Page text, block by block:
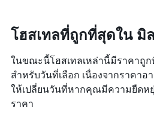
หมวด
โรงแรม
ตาม
จำนวน
ดาว
แผนภูมิ
วัน
เข้า
พัก
แผนภูมิ
มี
แกน
โฮสเทลที่ถูกที่สุดใน มิ
ในขณะนี้โฮสเทลเหล่านี้มีราคาถู
สำหรับวันที่เลือก เนื่องจากราคา
ให้เปลี่ยนวันที่หากคุณมีความยืดหยุ่
ราคา